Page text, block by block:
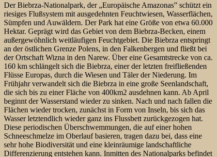
Der Biebrza-Nationalpark, der „Europäische Amazonas” schützt ein
riesiges Flußsystem mit ausgedehnten Feuchtwiesen, Wasserflächen,
Sümpfen und Auwäldern. Der Park hat eine Größe von etwa 60.000
Hektar. Geprägt wird das Gebiet von dem Biebrza-Becken, einem
außergewöhnlich weitläufigen Feuchtgebiet. Die Biebrza entspringt
an der östlichen Grenze Polens, in den Falkenbergen und fließt bei
der Ortschaft Wizna in den Narew. Über eine Gesamtstrecke von ca.
160 km schlängelt sich die Biebrza, einer der letzten freifließenden
Flüsse Europas, durch die Wiesen und Täler der Niederung. Im
Frühjahr verwandelt sich die Biebrza in eine große Seenlandschaft,
die sich bis zu einer Fläche von 400km2 ausdehnen kann. Ab April
beginnt der Wasserstand wieder zu sinken. Nach und nach fallen die
Flächen wieder trocken, zunächst in Form von Inseln, bis sich das
Wasser letztendlich wieder ganz ins Flussbett zurückgezogen hat.
Diese periodischen Überschwemmungen, die auf einer hohen
Schneeschmelze im Oberlauf basieren, tragen dazu bei, dass eine
sehr hohe Biodiversität und eine kleinräumige landschaftliche
Differenzierung entstehen kann. Inmitten des Nationalparks befindet